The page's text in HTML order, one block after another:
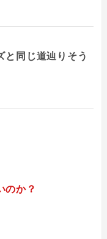
と同じ道辿りそう
のか？